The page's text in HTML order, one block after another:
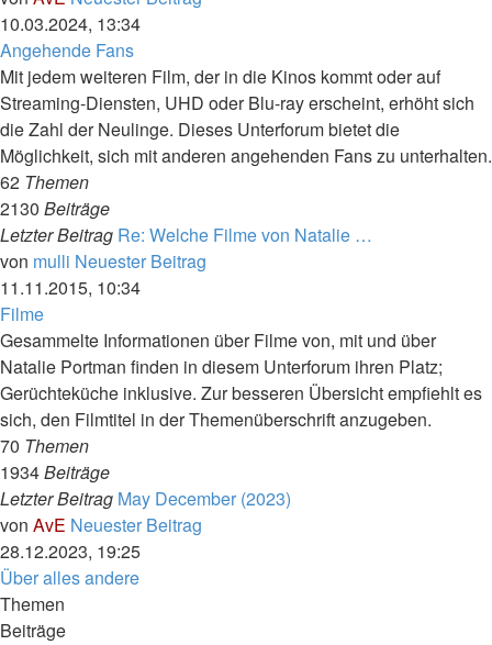
10.03.2024, 13:34
Angehende Fans
Mit jedem weiteren Film, der in die Kinos kommt oder auf
Streaming-Diensten, UHD oder Blu-ray erscheint, erhöht sich
die Zahl der Neulinge. Dieses Unterforum bietet die
Möglichkeit, sich mit anderen angehenden Fans zu unterhalten.
62 Themen
2130 Beiträge
Letzter Beitrag Re: Welche Filme von Natalie …
von mulli Neuester Beitrag
11.11.2015, 10:34
Filme
Gesammelte Informationen über Filme von, mit und über
Natalie Portman finden in diesem Unterforum ihren Platz;
Gerüchteküche inklusive. Zur besseren Übersicht empfiehlt es
sich, den Filmtitel in der Themenüberschrift anzugeben.
70 Themen
1934Beiträge
Letzter Beitrag May December (2023)
von AvE Neuester Beitrag
28.12.2023, 19:25
Über alles andere
Themen
Beiträge